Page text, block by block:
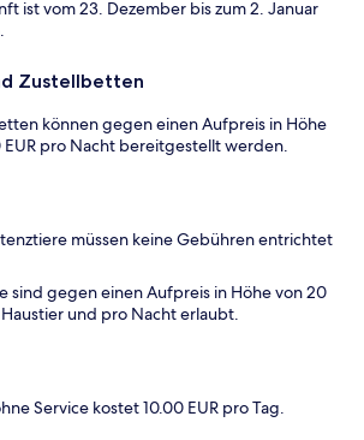
ist vom 23. Dezember bis zum 2. Januar
Zustellbetten
können gegen einen Aufpreis in Höhe
EUR pro Nacht bereitgestellt werden.
müssen keine Gebühren entrichtet
sind gegen einen Aufpreis in Höhe von 20
Haustier und pro Nacht erlaubt.
Service kostet 10.00 EUR pro Tag.